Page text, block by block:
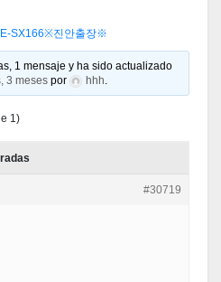
SX166※진안출장※
1 mensaje y ha sido actualizado
3 meses por hhh.
1)
#30719